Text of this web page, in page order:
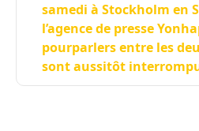
samedi à Stockholm en
l’agence de presse
pourparlers entre les
sont aussitôt